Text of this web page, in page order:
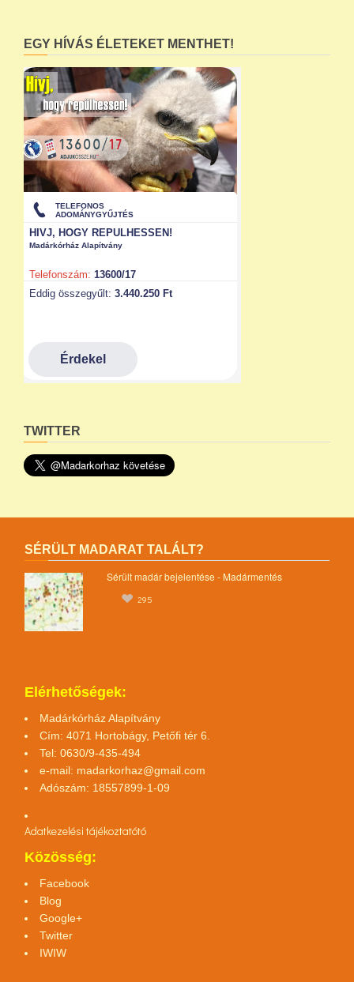
EGY HÍVÁS ÉLETEKET MENTHET!
TWITTER
SÉRÜLT MADARAT TALÁLT?
Sérült madár bejelentése - Madármentés
295
Elérhetőségek:
Madárkórház Alapítvány
Cím: 4071 Hortobágy, Petőfi tér 6.
Tel: 0630/9-435-494
e-mail: madarkorhaz@gmail.com
Adószám: 18557899-1-09
Adatkezelési tájékoztatótó
Közösség:
Facebook
Blog
Google+
Twitter
IWIW